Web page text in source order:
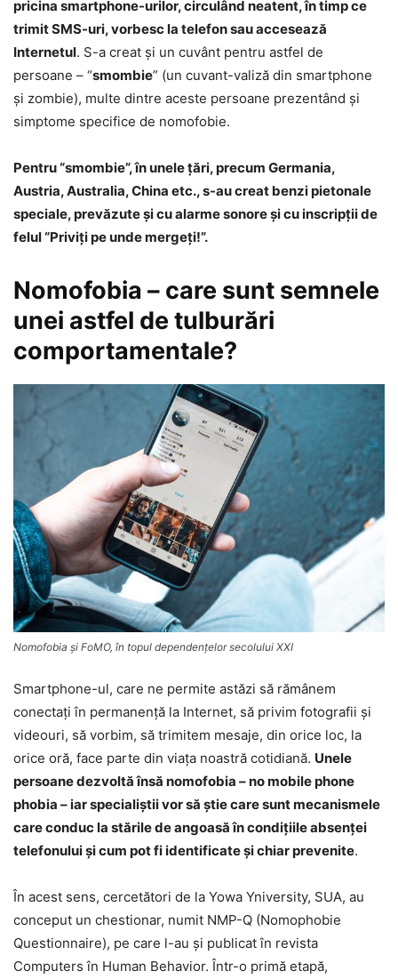
pricina smartphone-urilor, circulând neatent, în timp ce
trimit SMS-uri, vorbesc la telefon sau accesează
Internetul. S-a creat şi un cuvânt pentru astfel de
persoane – “smombie” (un cuvant-valiză din smartphone
şi zombie), multe dintre aceste persoane prezentând şi
simptome specifice de nomofobie.
Pentru “smombie”, în unele ţări, precum Germania,
Austria, Australia, China etc., s-au creat benzi pietonale
speciale, prevăzute şi cu alarme sonore şi cu inscripţii de
felul “Priviţi pe unde mergeţi!”.
Nomofobia – care sunt semnele
unei astfel de tulburări
comportamentale?
Nomofobia şi FoMO, în topul dependenţelor secolului XXI
Smartphone-ul, care ne permite astăzi să rămânem
conectaţi în permanenţă la Internet, să privim fotografii şi
videouri, să vorbim, să trimitem mesaje, din orice loc, la
orice oră, face parte din viaţa noastră cotidiană. Unele
persoane dezvoltă însă nomofobia – no mobile phone
phobia – iar specialiştii vor să ştie care sunt mecanismele
care conduc la stările de angoasă în condiţiile absenţei
telefonului şi cum pot fi identificate şi chiar prevenite.
În acest sens, cercetători de la Yowa Yniversity, SUA, au
conceput un chestionar, numit NMP-Q (Nomophobie
Questionnaire), pe care l-au şi publicat în revista
Computers în Human Behavior. Într-o primă etapă,